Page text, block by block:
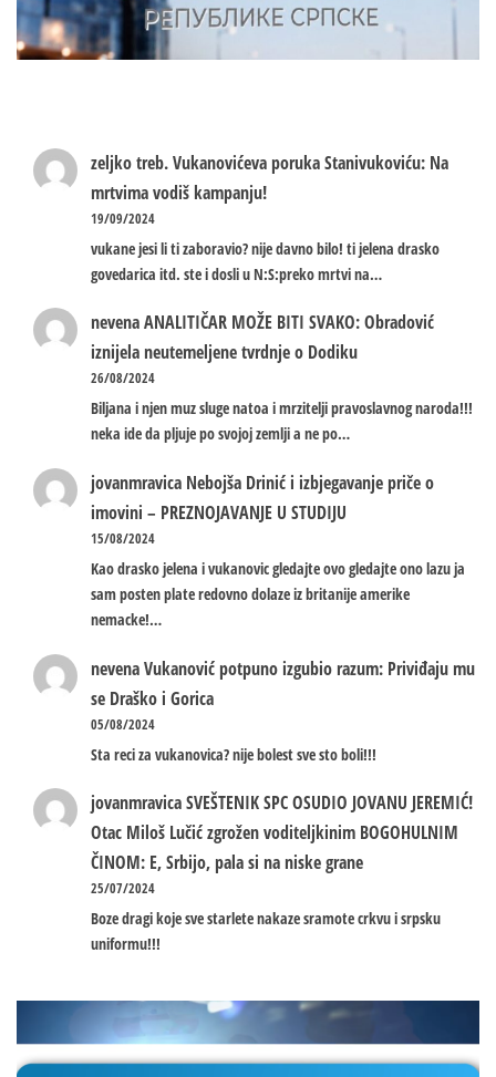
zeljko treb.Vukanovićeva poruka Stanivukoviću: Na
mrtvima vodiš kampanju!
19/09/2024
vukane jesi li ti zaboravio? nije davno bilo! ti jelena drasko
govedarica itd. ste i dosli u N:S:preko mrtvi na…
nevenaANALITIČAR MOŽE BITI SVAKO: Obradović
iznijela neutemeljene tvrdnje o Dodiku
26/08/2024
Biljana i njen muz sluge natoa i mrzitelji pravoslavnog naroda!!!
neka ide da pljuje po svojoj zemlji a ne po…
jovanmravica Nebojša Drinić i izbjegavanje priče o
imovini – PREZNOJAVANJE U STUDIJU
15/08/2024
Kao drasko jelena i vukanovic gledajte ovo gledajte ono lazu ja
sam posten plate redovno dolaze iz britanije amerike
nemacke!…
nevenaVukanović potpuno izgubio razum: Priviđaju mu
se Draško i Gorica
05/08/2024
Sta reci za vukanovica? nije bolest sve sto boli!!!
jovanmravicaSVEŠTENIK SPC OSUDIO JOVANU JEREMIĆ!
Otac Miloš Lučić zgrožen voditeljkinim BOGOHULNIM
ČINOM: E, Srbijo, pala si na niske grane
25/07/2024
Boze dragi koje sve starlete nakaze sramote crkvu i srpsku
uniformu!!!